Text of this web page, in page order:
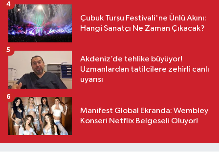
Çubuk Turşu Festivali'ne Ünlü Akını:
Hangi Sanatçı Ne Zaman Çıkacak?
4
Akdeniz’de tehlike büyüyor!
Uzmanlardan tatilcilere zehirli canlı
uyarısı
5
Manifest Global Ekranda: Wembley
Konseri Netflix Belgeseli Oluyor!
6